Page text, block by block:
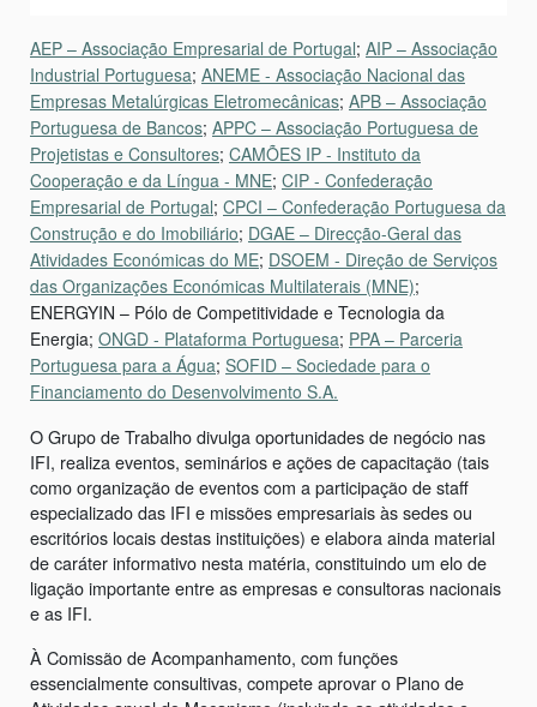
AEP – Associação Empresarial de Portugal; AIP – Associação
Industrial Portuguesa; ANEME - Associação Nacional das
Empresas Metalúrgicas Eletromecânicas; APB – Associação
Portuguesa de Bancos; APPC – Associação Portuguesa de
Projetistas e Consultores; CAMÕES IP - Instituto da
Cooperação e da Língua - MNE; CIP - Confederação
Empresarial de Portugal; CPCI – Confederação Portuguesa da
Construção e do Imobiliário; DGAE – Direcção-Geral das
Atividades Económicas do ME; DSOEM - Direção de Serviços
das Organizações Económicas Multilaterais (MNE);
ENERGYIN – Pólo de Competitividade e Tecnologia da
Energia; ONGD - Plataforma Portuguesa; PPA – Parceria
Portuguesa para a Água; SOFID – Sociedade para o
Financiamento do Desenvolvimento S.A.
O Grupo de Trabalho divulga oportunidades de negócio nas
IFI, realiza eventos, seminários e ações de capacitação (tais
como organização de eventos com a participação de staff
especializado das IFI e missões empresariais às sedes ou
escritórios locais destas instituições) e elabora ainda material
de caráter informativo nesta matéria, constituindo um elo de
ligação importante entre as empresas e consultoras nacionais
e as IFI.
À Comissão de Acompanhamento, com funções
essencialmente consultivas, compete aprovar o Plano de